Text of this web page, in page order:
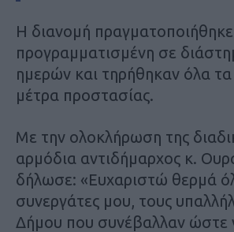
Η διανομή
προγραμματισμένη σε
ημερών και τηρήθηκαν όλα
μέτρα προστασίας.
Με την ολοκλήρωση της
αρμόδια αντιδήμαρχος κ.
δήλωσε: «Ευχαριστώ θερμά
συνεργάτες μου, τους
Δήμου που συνέβαλλαν ώστε